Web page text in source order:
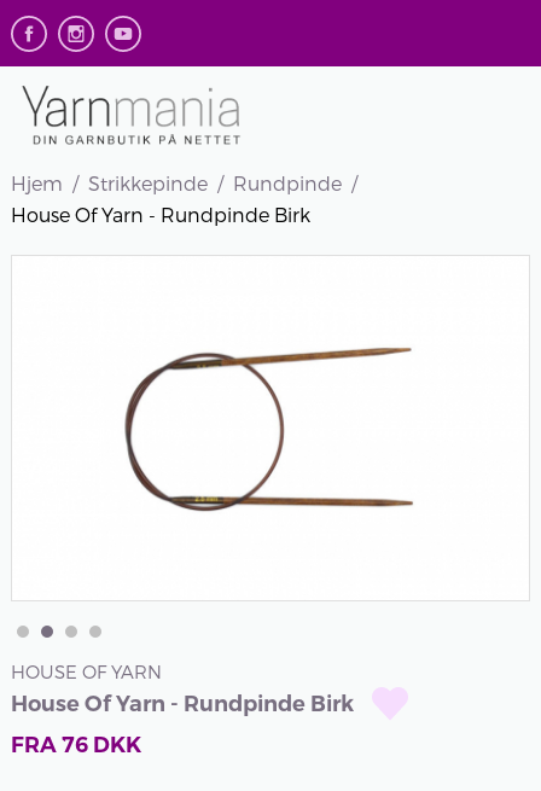
Hjem Strikkepinde
Rundpinde
House Of Yarn - Rundpinde Birk
HOUSE OF YARN
House Of Yarn - Rundpinde Birk
FRA76DKK